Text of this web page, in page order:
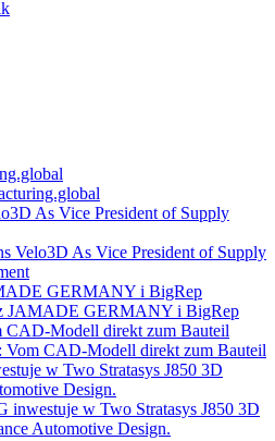
Velo3D As Vice President of Supply
JAMADE GERMANY i BigRep
Vom CAD-Modell direkt zum Bauteil
inwestuje w Two Stratasys J850 3D
Automotive Design.